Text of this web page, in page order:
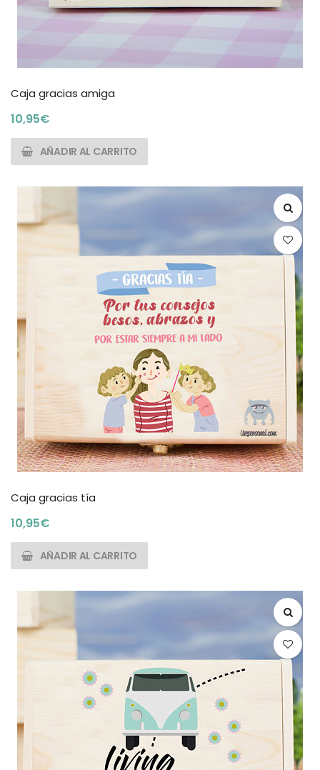
Caja gracias amiga
10,95€
AÑADIR AL CARRITO
Caja gracias tía
10,95€
AÑADIR AL CARRITO